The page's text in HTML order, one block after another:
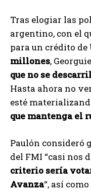
Tras elogiar las
argentino, con el
para un crédito de
millones,
que no se
Hasta ahora no
esté
que mantenga el
Paulón consideró
del FMI “casi nos
criterio sería
Avanza“, así